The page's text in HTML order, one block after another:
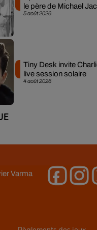
5 août 2026
le père de Michael
4 août 2026
Tiny Desk invite
live session solaire
Varma